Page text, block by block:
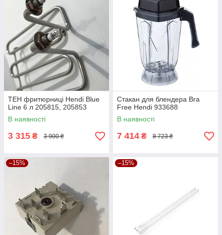
ТЕН фритюрниці Hendi Blue
Line 6 л 205815, 205853
В наявності
3 315 ₴ 3 900 ₴
Стакан для блендера Bra
Free Hendi 933688
В наявності
7 414 ₴ 8 723 ₴
–15% –15%